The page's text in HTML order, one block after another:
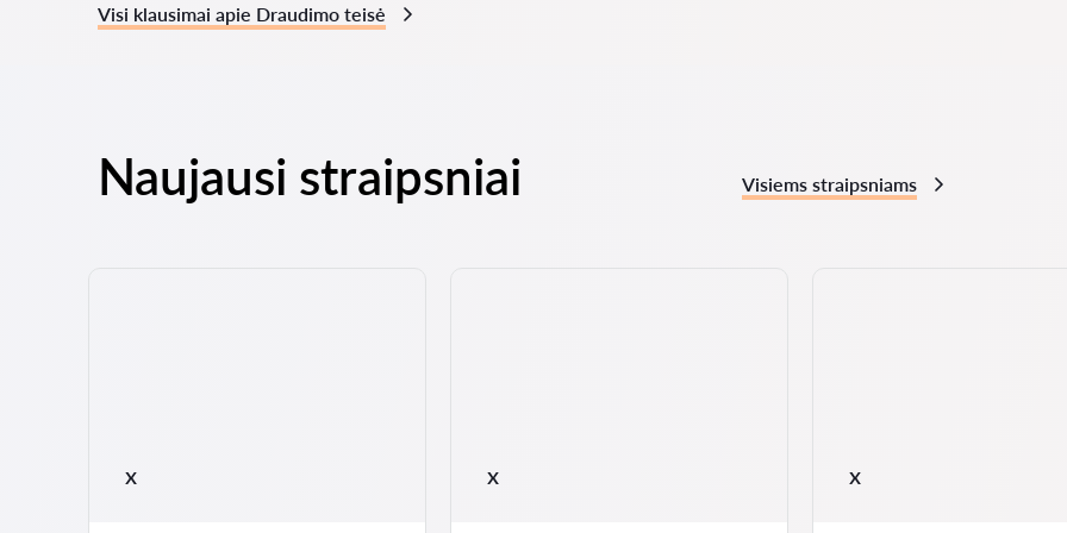
Visi klausimai apie Draudimo teisė
Naujausi straipsniai Visiems straipsniams
x x x